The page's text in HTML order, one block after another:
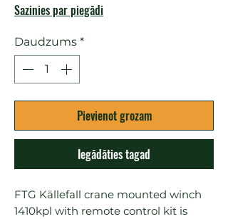
Sazinies par piegādi
Daudzums *
Pievienot grozam
Iegādāties tagad
FTG Källefall crane mounted winch
1410kpl with remote control kit is